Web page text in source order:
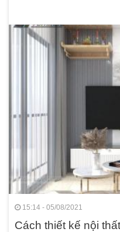
15:14 - 05/08/2021
Cách thiết kế nội